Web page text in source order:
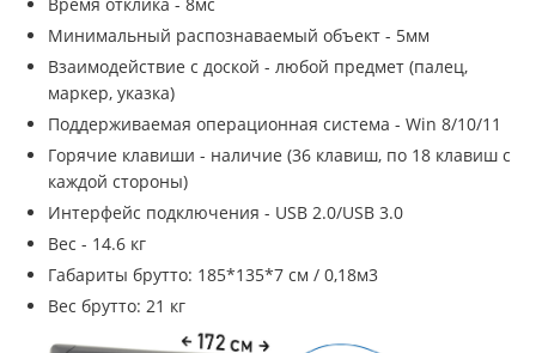
Минимальный распознаваемый объект - 5мм
Взаимодействие с доской - любой предмет (палец,
маркер, указка)
Поддерживаемая операционная система - Win 8/10/11
Горячие клавиши - наличие (36 клавиш, по 18 клавиш с
каждой стороны)
Интерфейс подключения - USB 2.0/USB 3.0
Вес - 14.6 кг
Габариты брутто: 185*135*7 см / 0,18м3
Вес брутто: 21 кг